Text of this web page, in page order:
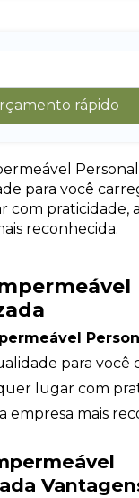
rápido
para você
com praticidade,
reconhecida.
para você
lugar com
empresa mais